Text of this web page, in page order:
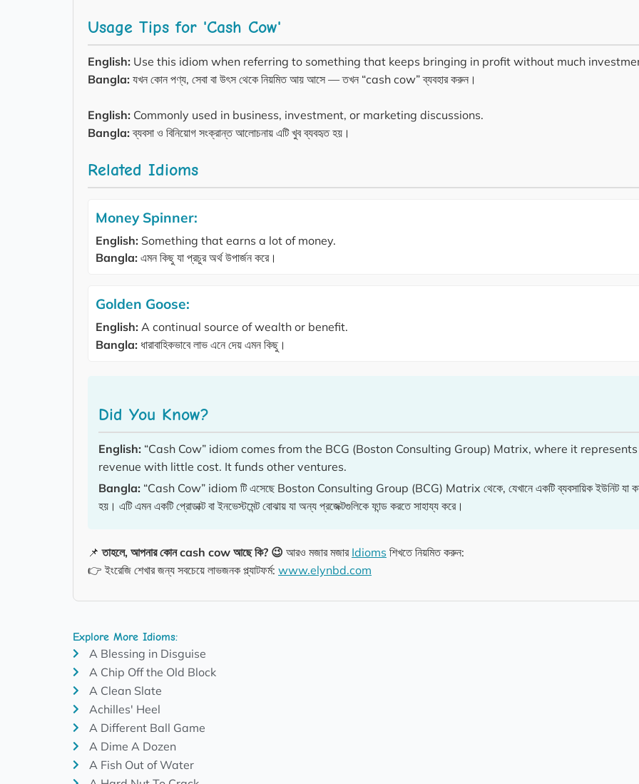
Usage Tips for 'Cash Cow'
English: Use this idiom when referring to something that keeps bringing in profit without much
Bangla: যখন কোন পণ্য, সেবা বা উৎস থেকে নিয়মিত আয় আসে — তখন “cash cow” ব্যবহার করুন।
English: Commonly used in business, investment, or marketing discussions.
Bangla: ব্যবসা ও বিনিয়োগ সংক্রান্ত আলোচনায় এটি খুব ব্যবহৃত হয়।
Related Idioms
Money Spinner:
English: Something that earns a lot of money.
Bangla: এমন কিছু যা প্রচুর অর্থ উপার্জন করে।
Golden Goose:
English: A continual source of wealth or benefit.
Bangla: ধারাবাহিকভাবে লাভ এনে দেয় এমন কিছু।
Did You Know?
English: “Cash Cow” idiom comes from the BCG (Boston Consulting Group) Matrix, where it
revenue with little cost. It funds other ventures.
Bangla: “Cash Cow” idiom টি এসেছে Boston Consulting Group (BCG) Matrix থেকে, যেখানে একটি ব্যবসায়িক ইউনিট যা
হয়। এটি এমন একটি প্রোডাক্ট বা ইনভেস্টমেন্ট বোঝায় যা অন্য প্রজেক্টগুলিকে ফান্ড করতে সাহায্য করে।
📌তাহলে, আপনার কোন cash cow আছে কি? 😉 আরও মজার মজার Idioms শিখতে নিয়মিত করুন:
👉 ইংরেজি শেখার জন্য সবচেয়ে লাভজনক প্ল্যাটফর্ম: www.elynbd.com
Explore More Idioms:
A Blessing in Disguise
A Chip Off the Old Block
A Clean Slate
Achilles' Heel
A Different Ball Game
A Dime A Dozen
A Fish Out of Water